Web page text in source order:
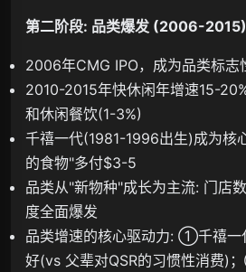
第二阶段: 品类爆发 (2006-2015)
2006年CMG IPO，成为品类标志
2010-2015年快休闲年增速15-
和休闲餐饮(1-3%)
千禧一代(1981-1996出生)成为
的食物"多付$3-5
品类从"新物种"成长为主流: 门店
度全面爆发
品类增速的核心驱动力: ①千禧一
好(vs 父辈对QSR的习惯性消费)